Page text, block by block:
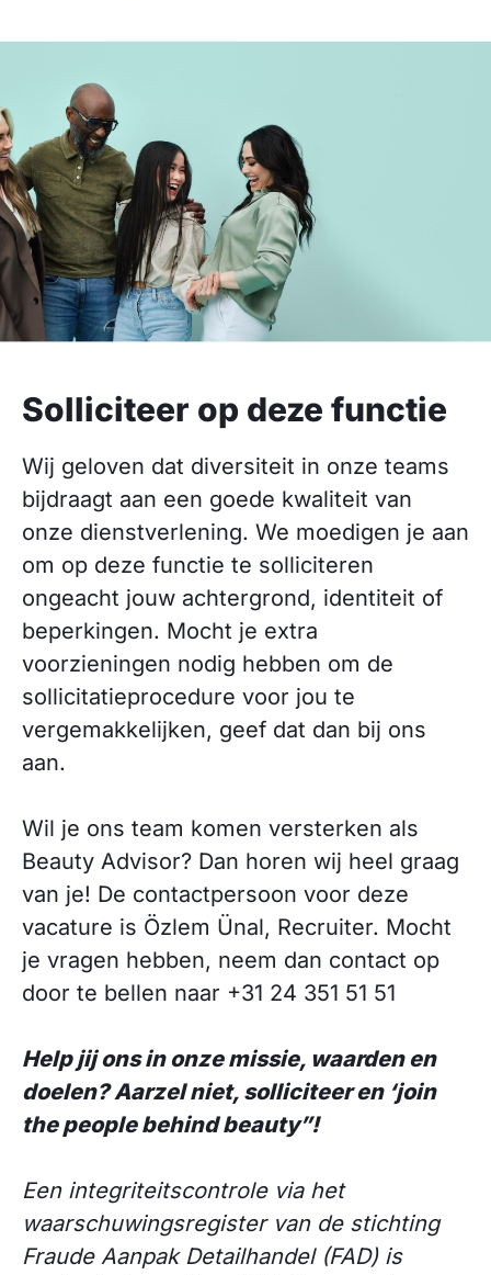
Solliciteer op deze functie
Wij geloven dat diversiteit in onze teams
bijdraagt aan een goede kwaliteit van
onze dienstverlening. We moedigen je aan
om op deze functie te solliciteren
ongeacht jouw achtergrond, identiteit of
beperkingen. Mocht je extra
voorzieningen nodig hebben om de
sollicitatieprocedure voor jou te
vergemakkelijken, geef dat dan bij ons
aan.
Wil je ons team komen versterken als
Beauty Advisor? Dan horen wij heel graag
van je! De contactpersoon voor deze
vacature is Özlem Ünal, Recruiter. Mocht
je vragen hebben, neem dan contact op
door te bellen naar +31 24 351 51 51
Help jij ons in onze missie, waarden en
doelen? Aarzel niet, solliciteer en ‘join
the people behind beauty”!
Een integriteitscontrole via het
waarschuwingsregister van de stichting
Fraude Aanpak Detailhandel (FAD) is